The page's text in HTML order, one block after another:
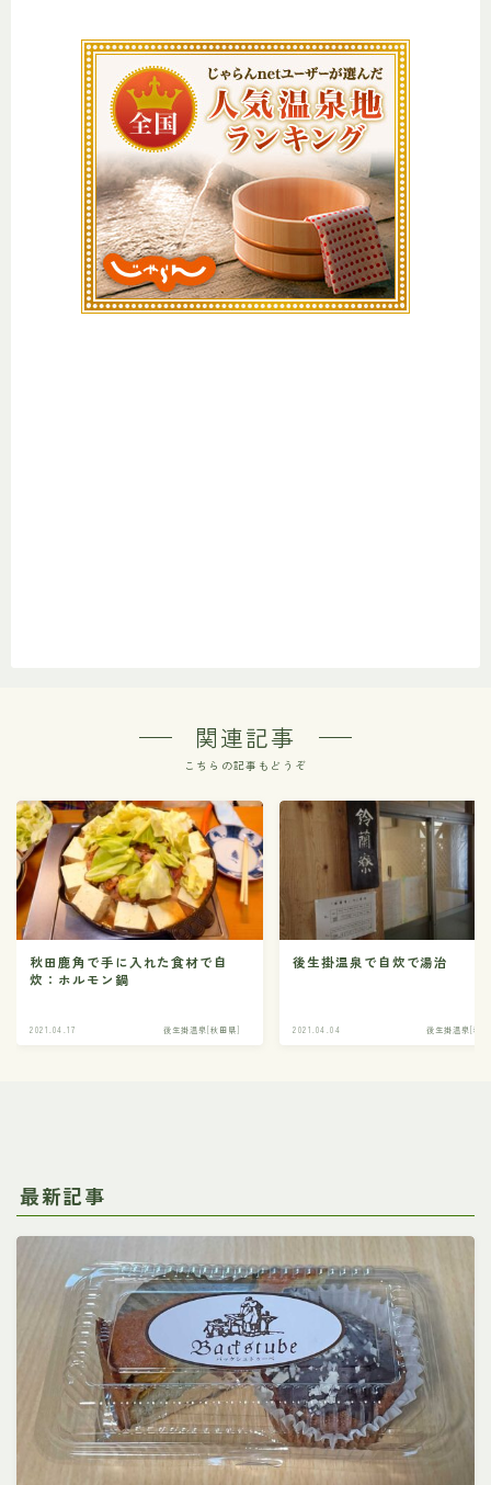
関連記事
こちらの記事もどうぞ
秋田鹿角で手に入れた食材で自
炊：ホルモン鍋
2021.04.17 後生掛温泉[秋田県]
後生掛温泉で自炊で湯治
2021.04.04 後生掛温泉[秋
最新記事